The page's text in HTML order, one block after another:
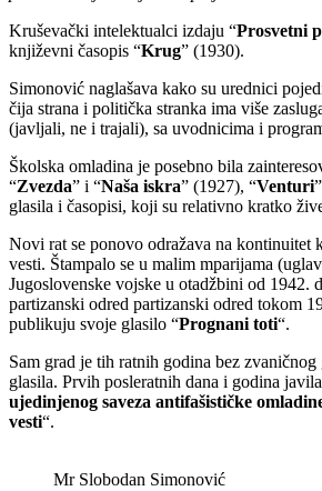
Kruševački intelektualci izdaju “Prosvetni
književni časopis “Krug” (1930).
Simonović naglašava kako su urednici
čija strana i politička stranka ima više
(javljali, ne i trajali), sa uvodnicima i
Školska omladina je posebno bila
“Zvezda” i “Naša iskra” (1927), “Venturi
glasila i časopisi, koji su relativno kratko
Novi rat se ponovo odražava na kontinuitet
vesti. Štampalo se u malim mparijama
Jugoslovenske vojske u otadžbini od 1942.
partizanski odred partizanski odred tokom
publikuju svoje glasilo “Prognani toti“.
Sam grad je tih ratnih godina bez
glasila. Prvih posleratnih dana i godina
ujedinjenog saveza antifašističke
vesti“.
Mr Slobodan Simonović